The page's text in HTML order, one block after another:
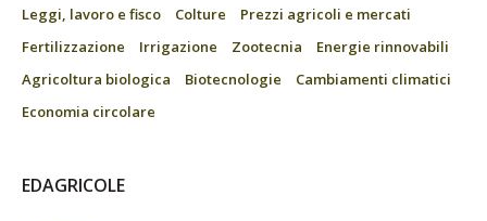
Leggi, lavoro e fisco
Colture
Prezzi agricoli e mercati
Fertilizzazione
Irrigazione Zootecnia
Energie rinnovabili
Agricoltura biologica
Biotecnologie
Cambiamenti climatici
Economia circolare
EDAGRICOLE